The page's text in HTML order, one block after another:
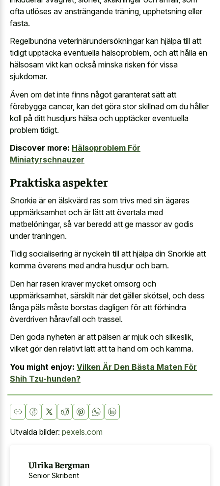
ofta utlöses av ansträngande träning, upphetsning eller
fasta.
Regelbundna veterinärundersökningar kan hjälpa till att
tidigt upptäcka eventuella hälsoproblem, och att hålla en
hälsosam vikt kan också minska risken för vissa
sjukdomar.
Även om det inte finns något garanterat sätt att
förebygga cancer, kan det göra stor skillnad om du håller
koll på ditt husdjurs hälsa och upptäcker eventuella
problem tidigt.
Discover more: Hälsoproblem För
Miniatyrschnauzer
Praktiska aspekter
Snorkie är en älskvärd ras som trivs med sin ägares
uppmärksamhet och är lätt att övertala med
matbelöningar, så var beredd att ge massor av godis
under träningen.
Tidig socialisering är nyckeln till att hjälpa din Snorkie att
komma överens med andra husdjur och barn.
Den här rasen kräver mycket omsorg och
uppmärksamhet, särskilt när det gäller skötsel, och dess
långa päls måste borstas dagligen för att förhindra
överdriven håravfall och trassel.
Den goda nyheten är att pälsen är mjuk och silkeslik,
vilket gör den relativt lätt att ta hand om och kamma.
You might enjoy: Vilken Är Den Bästa Maten För
Shih Tzu-hunden?
Utvalda bilder: pexels.com
Ulrika Bergman
Senior Skribent